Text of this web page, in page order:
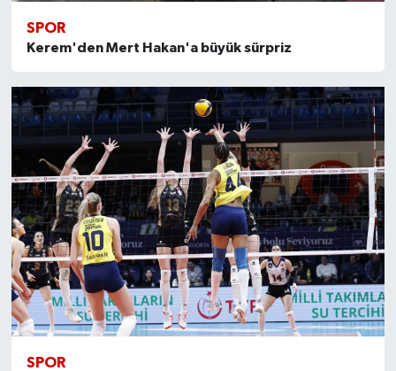
SPOR
Kerem'den Mert Hakan'a büyük sürpriz
SPOR